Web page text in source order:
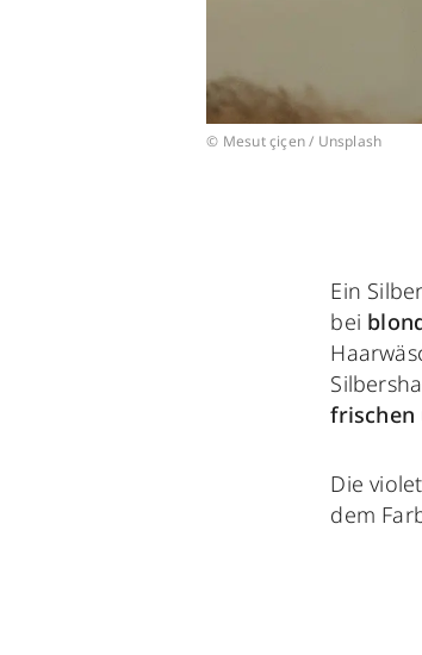
© Mesut çiçen / Unsplash
Ein
bei
frischen
Die
dem